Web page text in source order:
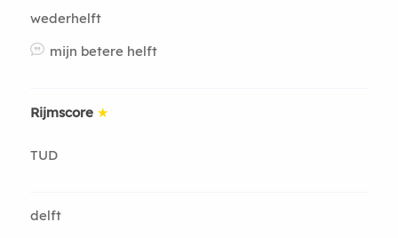
wederhelft
mijn betere helft
Rijmscore ★
TUD
delft